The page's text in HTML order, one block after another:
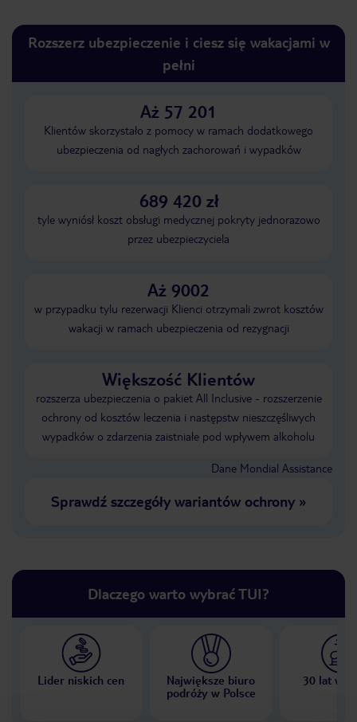
Rozszerz ubezpieczenie i ciesz się wakacjami w
pełni
Aż 57 201
Klientów skorzystało z pomocy w ramach dodatkowego
ubezpieczenia od nagłych zachorowań i wypadków
689 420 zł
tyle wyniósł koszt obsługi medycznej pokryty jednorazowo
przez ubezpieczyciela
Aż 9002
w przypadku tylu rezerwacji Klienci otrzymali zwrot kosztów
wakacji w ramach ubezpieczenia od rezygnacji
Większość Klientów
rozszerza ubezpieczenia o pakiet All Inclusive - rozszerzenie
ochrony od kosztów leczenia i następstw nieszczęśliwych
wypadków o zdarzenia zaistniałe pod wpływem alkoholu
Dane Mondial Assistance
Sprawdź szczegóły wariantów ochrony»
Dlaczego warto wybrać TUI?
Lider niskich cen
Największe biuro
podróży w Polsce
30 lat w